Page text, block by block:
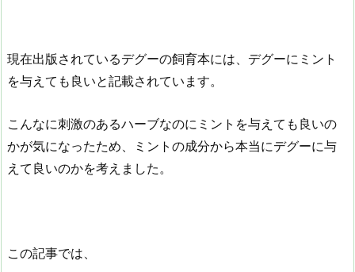
現在出版されているデグーの飼育本には、デグーにミント
を与えても良いと記載されています。
こんなに刺激のあるハーブなのにミントを与えても良いの
かが気になったため、ミントの成分から本当にデグーに与
えて良いのかを考えました。
この記事では、